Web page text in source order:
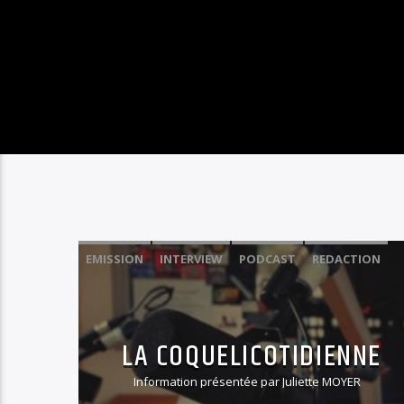
EMISSION INTERVIEW PODCAST REDACTION
LA COQUELICOTIDIENNE
Information présentée par Juliette MOYER